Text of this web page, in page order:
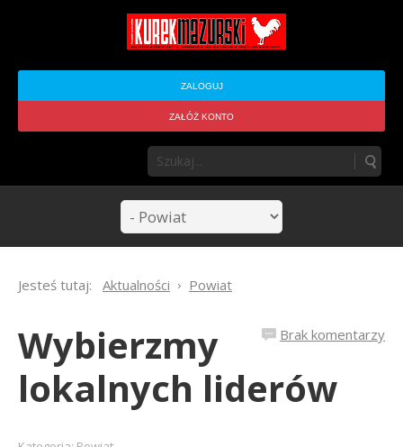
ZALOGUJ
ZAŁÓŻ KONTO
Jesteś tutaj: Aktualności Powiat
Brak komentarzy
Wybierzmy
lokalnych liderów